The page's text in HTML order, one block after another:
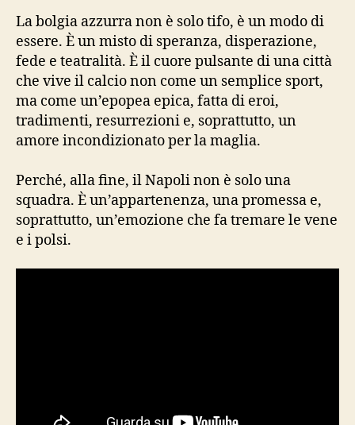
La bolgia azzurra non è solo tifo, è un modo di
essere. È un misto di speranza, disperazione,
fede e teatralità. È il cuore pulsante di una città
che vive il calcio non come un semplice sport,
ma come un’epopea epica, fatta di eroi,
tradimenti, resurrezioni e, soprattutto, un
amore incondizionato per la maglia.
Perché, alla fine, il Napoli non è solo una
squadra. È un’appartenenza, una promessa e,
soprattutto, un’emozione che fa tremare le vene
e i polsi.